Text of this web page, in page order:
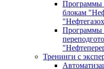
Программы
блокам
Программы
Тренинги с